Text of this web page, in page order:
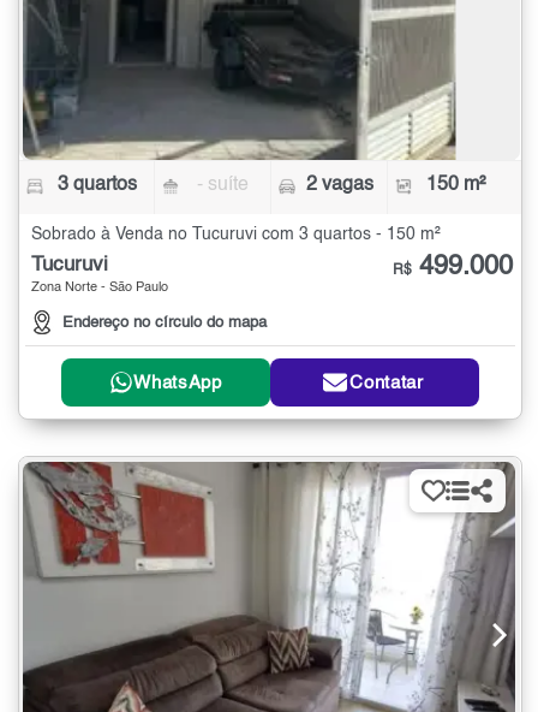
3 quartos - suíte 2 vagas 150 m²
Sobrado à Venda no Tucuruvi com 3 quartos - 150 m²
Tucuruvi
Zona Norte - São Paulo
Endereço no círculo do mapa
R$ 499.000
WhatsApp Contatar